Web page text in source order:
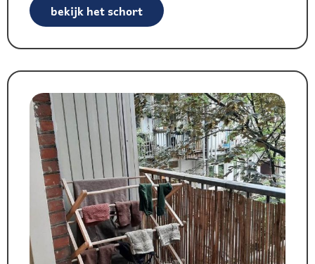
bekijk het schort